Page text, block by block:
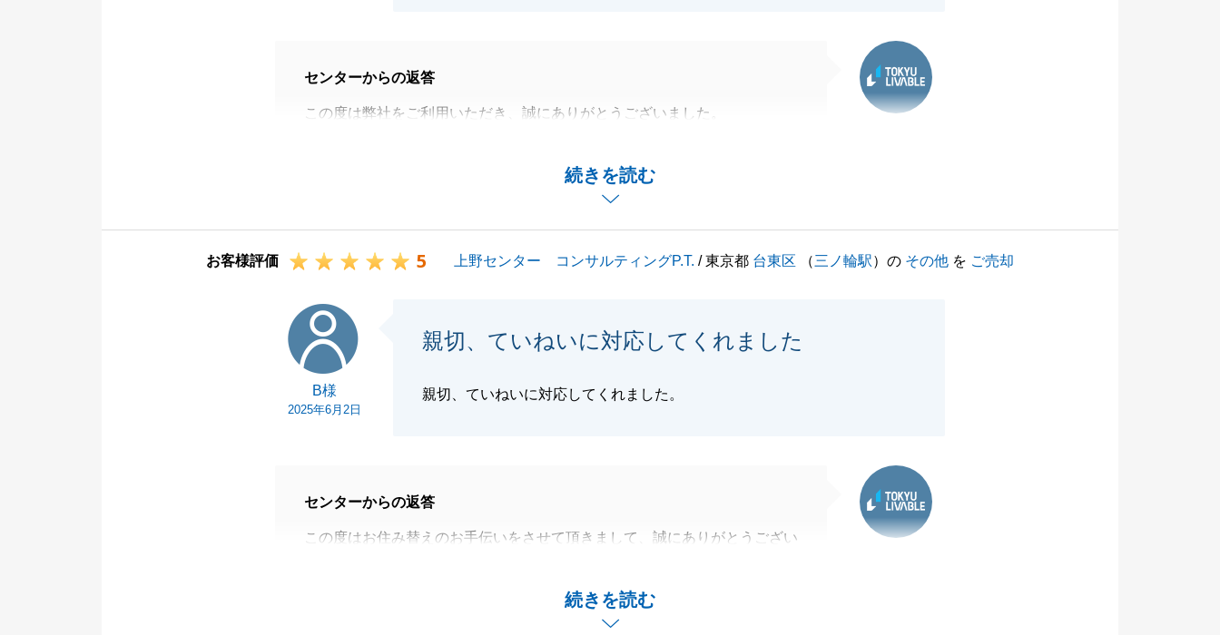
続きを読む
センターからの返答
この度は弊社をご利用いただき、誠にありがとうございました。
たが、無事お取引完了しまして、何よりでございます。
閉じる
お客様評価 5 上野センター コンサルティングP.T. / 東京都 台東区 （三ノ輪駅）の その他 を ご売却
B様
2025年6月2日
親切、ていねいに対応してくれました
親切、ていねいに対応してくれました。
続きを読む
センターからの返答
この度はお住み替えのお手伝いをさせて頂きまして、誠にありがとうござい
相続診断から始まり、良い条件の買主様が見つかり、スムーズにお住み替え
ができたのも、B様のお人柄のおかげと思います。